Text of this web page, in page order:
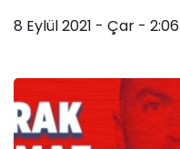
8 Eylül 2021 - Çar - 2:06